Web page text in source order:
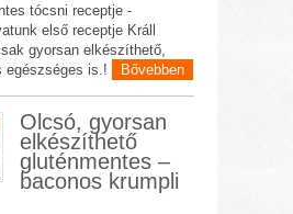
tócsni receptje -
első receptje Králl
gyorsan elkészíthető,
egészséges is.!
Bővebben
Olcsó, gyorsan
elkészíthető
gluténmentes –
baconos krumpli